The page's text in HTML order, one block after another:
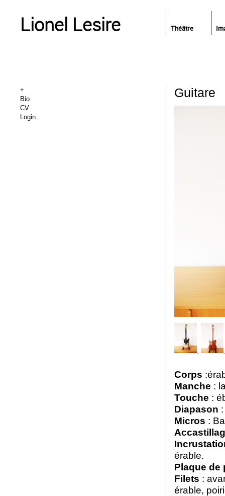
Lionel Lesire Théâtre
+
Bio
CV
Login
Guitare
Corps
Manche :
Touche :
Diapason
Micros :
érable.
Plaque de
Filets :
érable,